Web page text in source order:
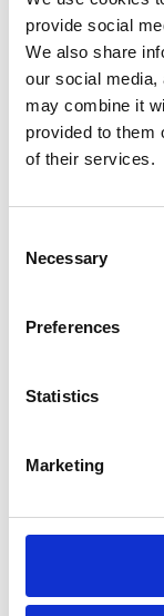
provide social
We also share
our social media,
may combine it
provided to them
of their services.
Selection
Necessary
Preferences
Statistics
Marketing
Roberto Marafante
REGIA DI
Giovanni Bussi e
PRODUZIONE
Enrico Biciocchi
Marco Schiavoni
SCENOGRAFIA,
REALIZZAZIONE